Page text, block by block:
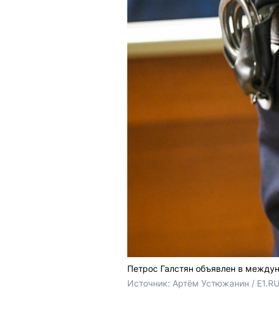
Петрос Галстян объявлен в
Источник: Артём Устюжанин / E1.RU